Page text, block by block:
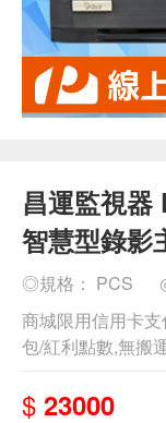
昌運監視器
智慧型錄影
◎規格： PCS
商城限用信用卡
包/紅利點數,無搬
$ 23000